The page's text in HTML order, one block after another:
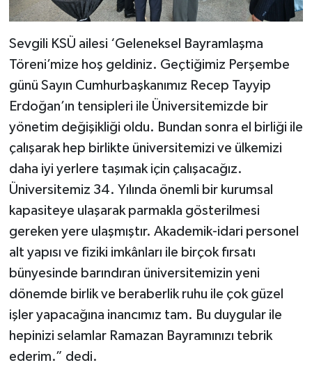
Sevgili KSÜ ailesi ‘Geleneksel Bayramlaşma
Töreni’mize hoş geldiniz. Geçtiğimiz Perşembe
günü Sayın Cumhurbaşkanımız Recep Tayyip
Erdoğan’ın tensipleri ile Üniversitemizde bir
yönetim değişikliği oldu. Bundan sonra el birliği ile
çalışarak hep birlikte üniversitemizi ve ülkemizi
daha iyi yerlere taşımak için çalışacağız.
Üniversitemiz 34. Yılında önemli bir kurumsal
kapasiteye ulaşarak parmakla gösterilmesi
gereken yere ulaşmıştır. Akademik-idari personel
alt yapısı ve fiziki imkânları ile birçok fırsatı
bünyesinde barındıran üniversitemizin yeni
dönemde birlik ve beraberlik ruhu ile çok güzel
işler yapacağına inancımız tam. Bu duygular ile
hepinizi selamlar Ramazan Bayramınızı tebrik
ederim.” dedi.